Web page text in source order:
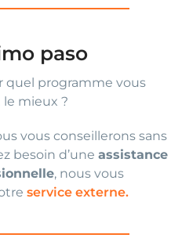
paso
quel programme vous
mieux ?
vous conseillerons sans
besoin d’une assistance
, nous vous
service externe.